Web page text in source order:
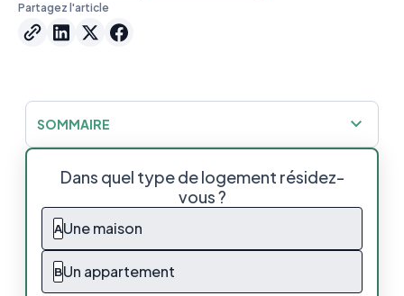
Partagez l'article
Dans quel type de logement résidez-
vous ?
AUne maison
BUn appartement
SOMMAIRE
Pourquoi faudrait-il choisir un système
solaire combiné ?
Les caractéristiques du système combiné
Les différents types de système solaire
combiné